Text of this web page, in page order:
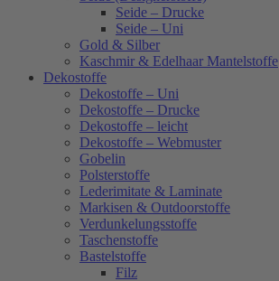
Seide – Drucke
Seide – Uni
Gold & Silber
Kaschmir & Edelhaar Mantelstoffe
Dekostoffe
Dekostoffe – Uni
Dekostoffe – Drucke
Dekostoffe – leicht
Dekostoffe – Webmuster
Gobelin
Polsterstoffe
Lederimitate & Laminate
Markisen & Outdoorstoffe
Verdunkelungsstoffe
Taschenstoffe
Bastelstoffe
Filz